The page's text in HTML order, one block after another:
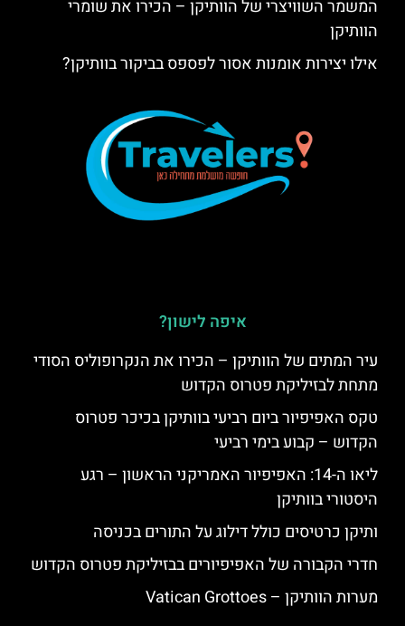
המשמר השוויצרי של הוותיקן – הכירו את שומרי
הוותיקן
אילו יצירות אומנות אסור לפספס בביקור בוותיקן?
איפה לישון?
עיר המתים של הוותיקן – הכירו את הנקרופוליס הסודי
מתחת לבזיליקת פטרוס הקדוש
טקס האפיפיור ביום רביעי בוותיקן בכיכר פטרוס
הקדוש – קבוע בימי רביעי
ליאו ה-14: האפיפיור האמריקני הראשון – רגע
היסטורי בוותיקן
ותיקן כרטיסים כולל דילוג על התורים בכניסה
חדרי הקבורה של האפיפיורים בבזיליקת פטרוס הקדוש
מערות הוותיקן – Vatican Grottoes